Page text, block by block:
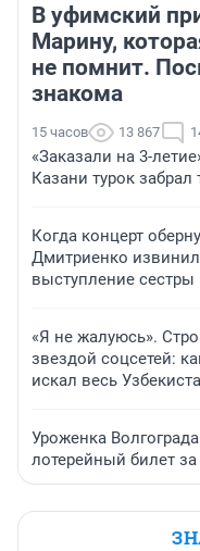
В уфимский
Марину,
не помнит.
знакома
15 часов 13 867
«Заказали на 3-
Казани турок
Когда концерт
Дмитриенко
выступление сестры
«Я не жалуюсь».
звездой соцсетей:
искал весь
Уроженка
лотерейный билет за